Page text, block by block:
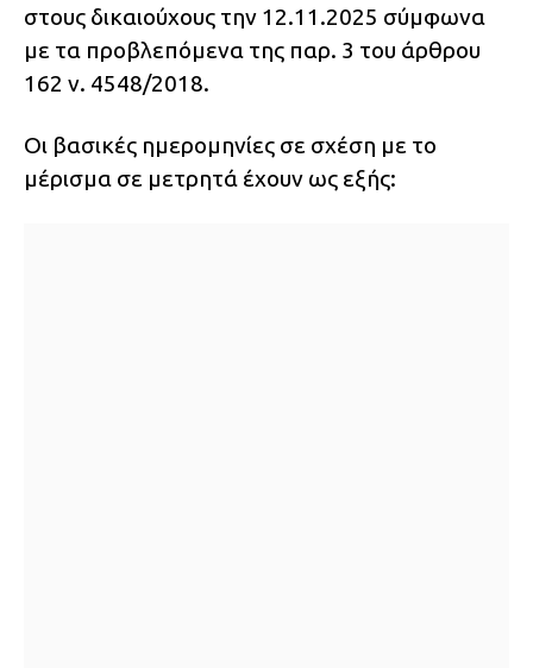
στους δικαιούχους την 12.11.2025 σύμφωνα
με τα προβλεπόμενα της παρ. 3 του άρθρου
162 ν. 4548/2018.
Οι βασικές ημερομηνίες σε σχέση με το
μέρισμα σε μετρητά έχουν ως εξής: